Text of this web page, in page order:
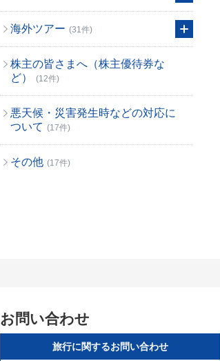
海外ツアー (31件)
株主の皆さまへ（株主優待券な
ど）
(12件)
悪天候・災害発生時などの対応に
ついて (17件)
その他 (17件)
お問い合わせ
旅行に関するお問い合わせ